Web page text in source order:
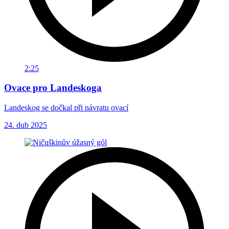
2:25
Ovace pro Landeskoga
Landeskog se dočkal při návratu ovací
24. dub 2025